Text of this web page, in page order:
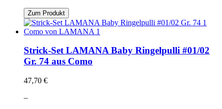
Zum Produkt
Strick-Set LAMANA Baby Ringelpulli #01/02
Gr. 74 aus Como
47,70 €
–